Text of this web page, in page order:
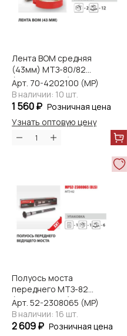
Лента ВОМ средняя
(43мм) МТЗ-80/82
(Мaster-Parts)
Арт. 70-4202100 (MP)
В наличии: 10 шт.
1 560 ₽ Розничная цена
Узнать оптовую цену
Полуось моста
переднего МТЗ-82
(Master-Parts)
Арт. 52-2308065 (MP)
В наличии: 16 шт.
2 609 ₽ Розничная цена